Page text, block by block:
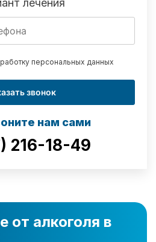
лечения
персональных данных
звонок
нам сами
216-18-49
от алкоголя в